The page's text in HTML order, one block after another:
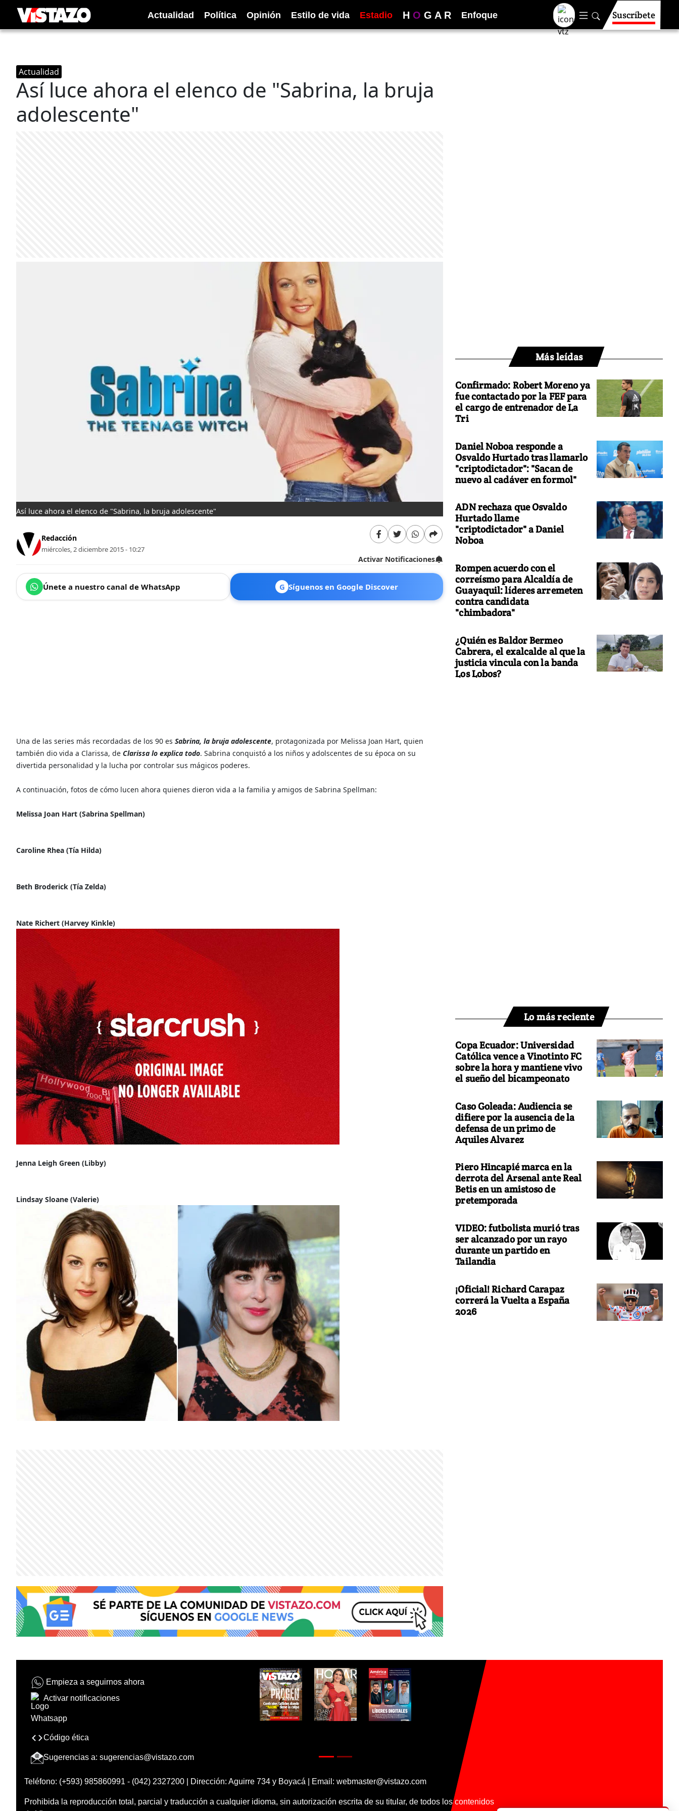
Actualidad Política Opinión Estilo de vida Estadio H O G A R Enfoque Suscríbete
Actualidad
Así luce ahora el elenco de "Sabrina, la bruja
adolescente"
Así luce ahora el elenco de "Sabrina, la bruja adolescente"
Redacción
miércoles, 2 diciembre 2015 - 10:27
Activar Notificaciones
Únete a nuestro canal de WhatsApp G Síguenos en Google Discover
Una de las series más recordadas de los 90 es Sabrina, la bruja adolescente, protagonizada por Melissa Joan Hart, quien
también dio vida a Clarissa, de Clarissa lo explica todo. Sabrina conquistó a los niños y adolscentes de su época on su
divertida personalidad y la lucha por controlar sus mágicos poderes.
A continuación, fotos de cómo lucen ahora quienes dieron vida a la familia y amigos de Sabrina Spellman:
Melissa Joan Hart (Sabrina Spellman)
Caroline Rhea (Tía Hilda)
Beth Broderick (Tía Zelda)
Nate Richert (Harvey Kinkle)
Jenna Leigh Green (Libby)
Lindsay Sloane (Valerie)
Más leídas
Confirmado: Robert Moreno ya
fue contactado por la FEF para
el cargo de entrenador de La
Tri
Daniel Noboa responde a
Osvaldo Hurtado tras llamarlo
"criptodictador": "Sacan de
nuevo al cadáver en formol"
ADN rechaza que Osvaldo
Hurtado llame
"criptodictador" a Daniel
Noboa
Rompen acuerdo con el
correísmo para Alcaldía de
Guayaquil: líderes arremeten
contra candidata
"chimbadora"
¿Quién es Baldor Bermeo
Cabrera, el exalcalde al que la
justicia vincula con la banda
Los Lobos?
Lo más reciente
Copa Ecuador: Universidad
Católica vence a Vinotinto FC
sobre la hora y mantiene vivo
el sueño del bicampeonato
Caso Goleada: Audiencia se
difiere por la ausencia de la
defensa de un primo de
Aquiles Alvarez
Piero Hincapié marca en la
derrota del Arsenal ante Real
Betis en un amistoso de
pretemporada
VIDEO: futbolista murió tras
ser alcanzado por un rayo
durante un partido en
Tailandia
¡Oficial! Richard Carapaz
correrá la Vuelta a España
2026
Empieza a seguirnos ahora
Activar notificaciones
Código ética
Sugerencias a: sugerencias@vistazo.com
Teléfono: (+593) 985860991 - (042) 2327200 | Dirección: Aguirre 734 y Boyacá | Email: webmaster@vistazo.com
Prohibida la reproducción total, parcial y traducción a cualquier idioma, sin autorización escrita de su titular, de todos los contenidos